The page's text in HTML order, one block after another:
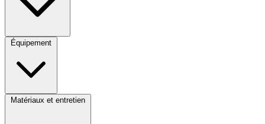
Équipement
Matériaux et entretien